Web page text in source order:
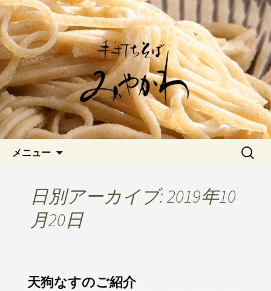
岡崎の「手打ちそば みやか
わ」のブログです
愛知県岡崎市でひっそりと佇む「手打
ちそばみやかわ」では自家製粉にこだ
わった一日十食限定の十割そばをお楽
しみいただけます。新しいそばや季節
の食材を使用した天婦羅メニューなど
新着情報はこちら
メニュー
検
日別アーカイブ: 2019年10
月20日
天狗なすのご紹介